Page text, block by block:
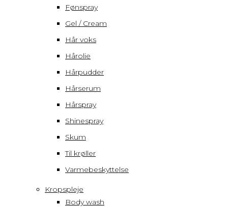
Fønspray
Gel / Cream
Hår voks
Hårolie
Hårpudder
Hårserum
Hårspray
Shinespray
Skum
Til krøller
Varmebeskyttelse
Kropspleje
Body wash